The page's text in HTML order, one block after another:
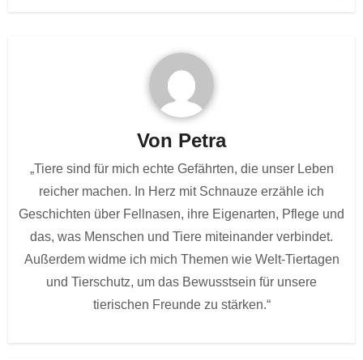
Von Petra
„Tiere sind für mich echte Gefährten, die unser Leben
reicher machen. In Herz mit Schnauze erzähle ich
Geschichten über Fellnasen, ihre Eigenarten, Pflege und
das, was Menschen und Tiere miteinander verbindet.
Außerdem widme ich mich Themen wie Welt-Tiertagen
und Tierschutz, um das Bewusstsein für unsere
tierischen Freunde zu stärken.“